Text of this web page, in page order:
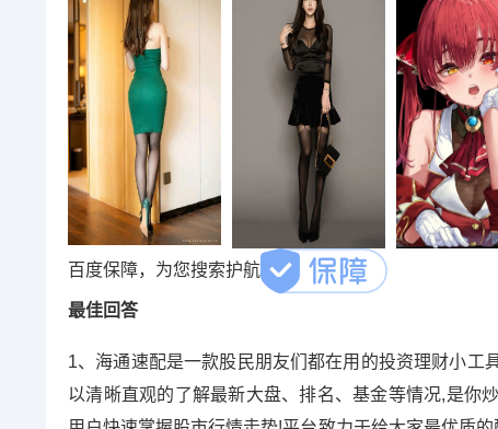
百度保障，为您搜索护航
最佳回答
1、海通速配是一款股民朋友们都在用的投资理财小工
以清晰直观的了解最新大盘、排名、基金等情况,是